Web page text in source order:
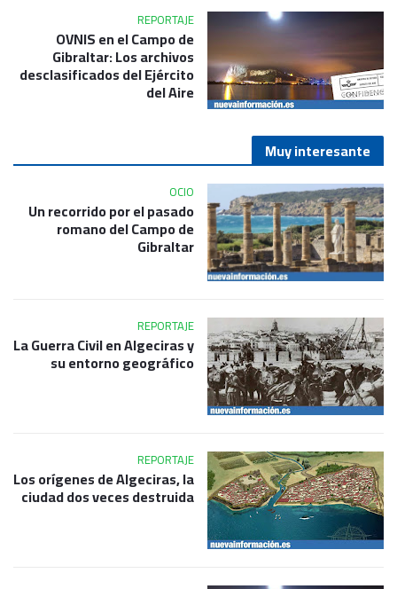
REPORTAJE
OVNIS en el Campo de
Gibraltar: Los archivos
desclasificados del Ejército
del Aire
Muy interesante
OCIO
Un recorrido por el pasado
romano del Campo de
Gibraltar
REPORTAJE
La Guerra Civil en Algeciras y
su entorno geográfico
REPORTAJE
Los orígenes de Algeciras, la
ciudad dos veces destruida